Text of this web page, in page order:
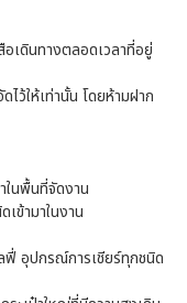
เดินทางตลอดเวลาที่อยู่
ไว้ให้เท่านั้น โดยห้ามฝาก
ในพื้นที่จัดงาน
ข้ามาในงาน
ฟี่ อุปกรณ์การเชียร์ทุกชนิด